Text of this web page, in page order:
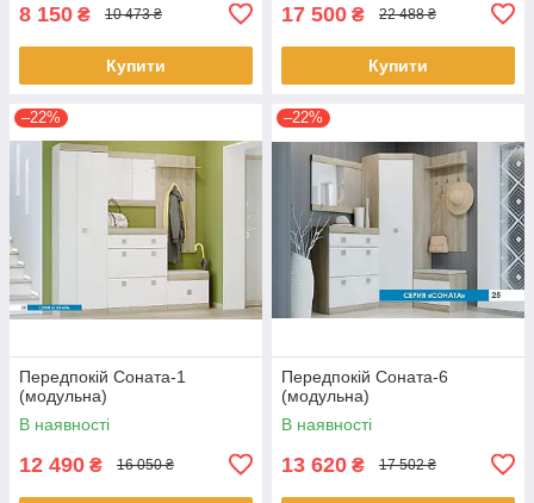
8 150 ₴ 10 473 ₴
Купити
17 500 ₴ 22 488 ₴
Купити
–22%
Передпокій Соната-1
(модульна)
В наявності
12 490 ₴ 16 050 ₴
–22%
Передпокій Соната-6
(модульна)
В наявності
13 620 ₴ 17 502 ₴